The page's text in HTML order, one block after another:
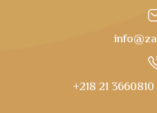
+218 21